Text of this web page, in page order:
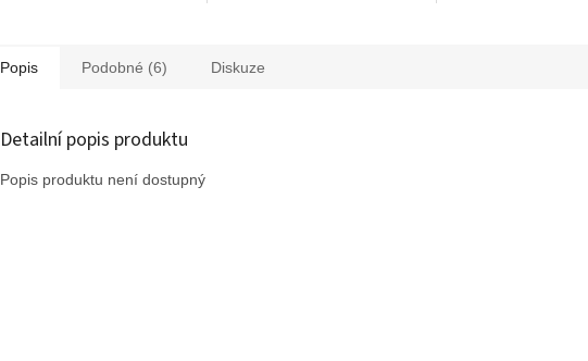
Popis Podobné (6) Diskuze
Detailní popis produktu
Popis produktu není dostupný